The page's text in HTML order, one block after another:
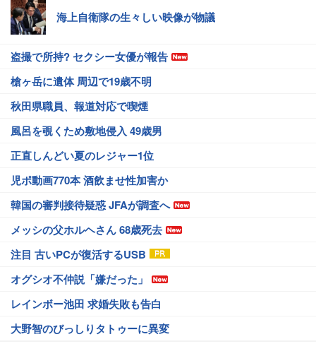
海上自衛隊の生々しい映像が物議
盗撮で所持? セクシー女優が報告
槍ヶ岳に遺体 周辺で19歳不明
秋田県職員、報道対応で喫煙
風呂を覗くため敷地侵入 49歳男
正直しんどい夏のレジャー1位
児ポ動画770本 酒飲ませ性加害か
韓国の審判接待疑惑 JFAが調査へ
メッシの父ホルヘさん 68歳死去
注目 古いPCが復活するUSB
オグシオ不仲説「嫌だった」
レインボー池田 求婚失敗も告白
大野智のびっしりタトゥーに異変